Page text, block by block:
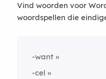
Vind woorden voor
woordspellen die
-want
-cel